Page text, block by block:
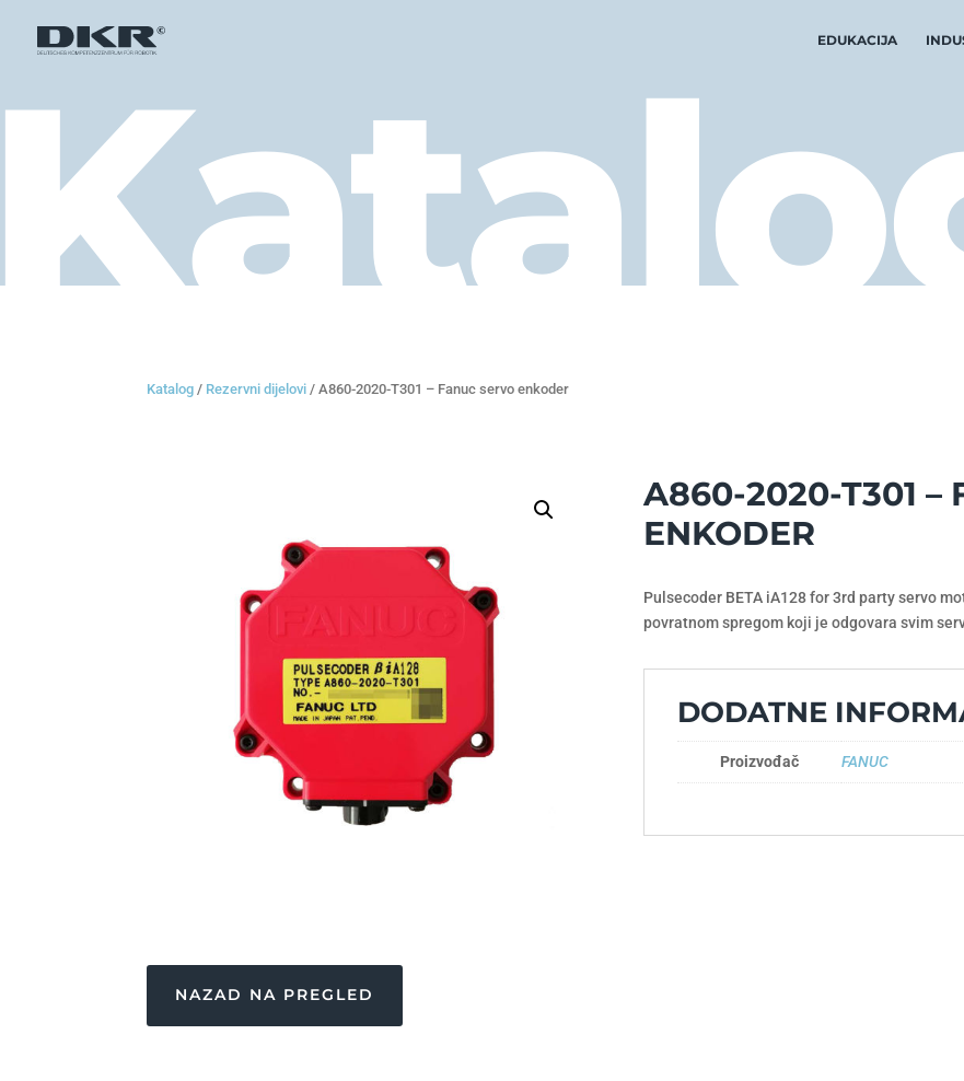
EDUKACIJA
Katalog / Rezervni dijelovi / A860-2020-T301 – Fanuc servo enkoder
A860-2020-T301 –
ENKODER
Pulsecoder BETA iA128 for 3rd party servo
povratnom spregom koji je odgovara svim
DODATNE
Proizvođač FANUC
NAZAD NA PREGLED